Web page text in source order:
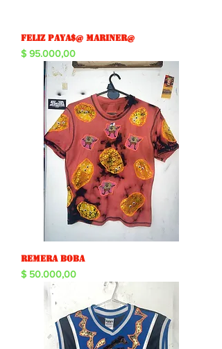
Feliz paya$@ mariner@
Precio
$ 95.000,00
Remera boba
Precio
$ 50.000,00